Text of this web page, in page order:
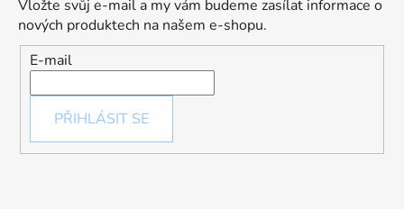
Vložte svůj e-mail a my vám budeme zasílat informace o
nových produktech na našem e-shopu.
E-mail
PŘIHLÁSIT SE